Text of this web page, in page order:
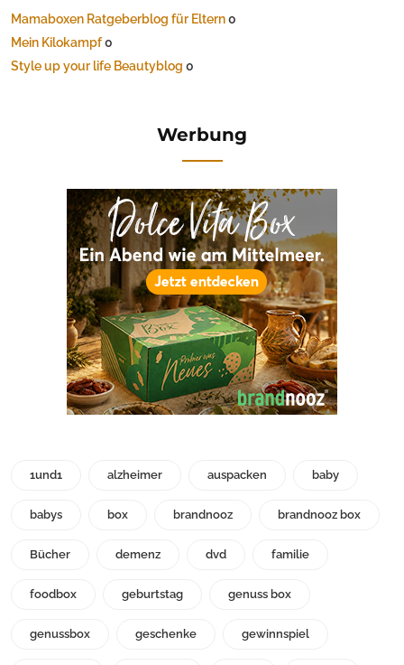
Mamaboxen Ratgeberblog für Eltern0
Mein Kilokampf0
Style up your life Beautyblog 0
Werbung
1und1 alzheimer auspacken baby
babys box brandnooz brandnooz box
Bücher demenz dvd familie
foodbox geburtstag genuss box
genussbox geschenke gewinnspiel